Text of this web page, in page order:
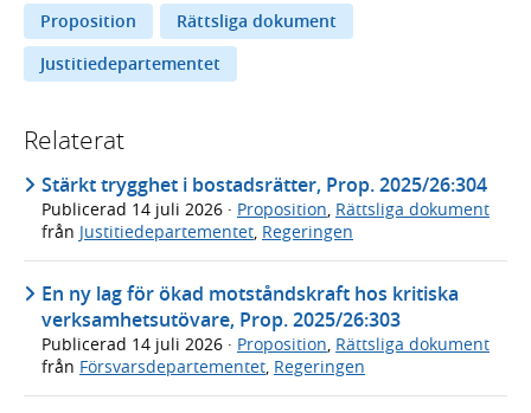
Proposition
Rättsliga dokument
Justitiedepartementet
Relaterat
Stärkt trygghet i bostadsrätter, Prop. 2025/26:304
Publicerad 14 juli 2026 · Proposition, Rättsliga dokument
från Justitiedepartementet, Regeringen
En ny lag för ökad motståndskraft hos kritiska
verksamhetsutövare, Prop. 2025/26:303
Publicerad 14 juli 2026 · Proposition Rättsliga dokument
från Försvarsdepartementet Regeringen